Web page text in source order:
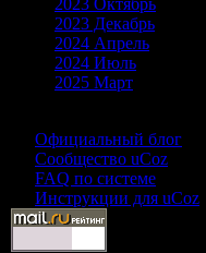
2023 Октябрь
2023 Декабрь
2024 Апрель
2024 Июль
2025 Март
Официальный блог
Сообщество uCoz
FAQ по системе
Инструкции для uCoz